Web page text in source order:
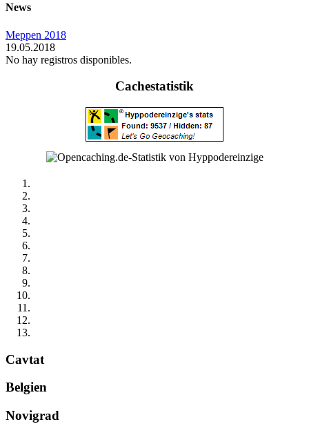
News
Meppen 2018
19.05.2018
No hay registros disponibles.
Cachestatistik
Cavtat
Belgien
Novigrad